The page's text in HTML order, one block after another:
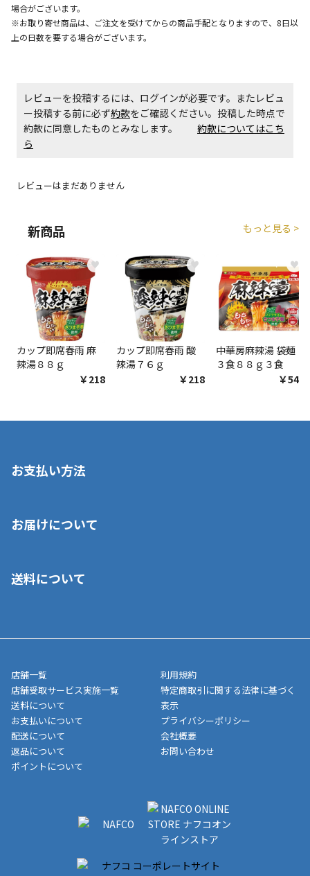
商品購入個数ごとに送料がかかる商品です
場合がございます。
※お取り寄せ商品は、ご注文を受けてからの商品手配となりますので、8日以
上の日数を要する場合がございます。
レビューを投稿するには、ログインが必要です。またレビュ
ー投稿する前に必ず約款をご確認ください。投稿した時点で
約款に同意したものとみなします。 約款についてはこち
ら
レビューはまだありません
新商品 もっと見る >
♥
カップ即席春雨 麻
辣湯８８ｇ
￥218
♥
カップ即席春雨 酸
辣湯７６ｇ
￥218
♥
中華房麻辣湯 袋麺
３食８８ｇ３食
￥548
お支払い方法
いいただくことはできません。ご了承ください。
■代金引換(代引)※手数料がかかります
■商品によっては一部決済方法が使用できない場合がございま
す。
お届けについて
ご注文が確認出来次第、1～4営業日に発送いたします。「お取り
業日にてお引渡しとなります。(離島などの場合、例外もあります)
メーカー直送品など一部商品については、その他商品との購入に
制限がかかる場合がございます。また発送日についても、通常と
異なる場合がございます。対象商品の説明ページをご確認くださ
い。
■店舗受取をご選択いただいた場合
ご注文が確認出来次第、お受取される店舗在庫を使用してご準備
をさせていただきます。店舗に在庫がない場合は店舗よりお取り
いただく場合がございます。店舗準備でのお渡しとなる為、商品
のみの受け渡しとなります。（箱や納品書は付属しておりませ
ん）店舗で準備が出来次第、メールにてご連絡させていただきま
送料について
店舗一覧
店舗受取サービス実施一覧
送料について
お支払いについて
配送について
返品について
ポイントについて
利用規約
特定商取引に関する法律に基づく
表示
プライバシーポリシー
会社概要
お問い合わせ